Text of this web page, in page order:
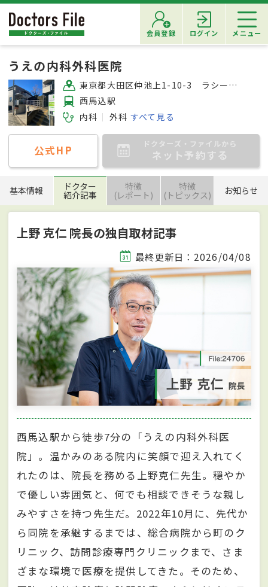
会員登録 ログイン メニュー
うえの内科外科医院
東京都大田区仲池上1-10-3 ラシーヌ201
西馬込駅
内科
外科 すべて見る
公式HP ドクターズ・ファイルから
ネット予約する
基本情報 ドクター
紹介記事
特徴
(レポート)
特徴
(トピックス) お知らせ
上野 克仁 院長の独自取材記事
最終更新日：2026/04/08
西馬込駅から徒歩7分の「うえの内科外科医
院」。温かみのある院内に笑顔で迎え入れてく
れたのは、院長を務める上野克仁先生。穏やか
で優しい雰囲気と、何でも相談できそうな親し
みやすさを持つ先生だ。2022年10月に、先代か
ら同院を承継するまでは、総合病院から町のク
リニック、訪問診療専門クリニックまで、さま
ざまな環境で医療を提供してきた。そのため、